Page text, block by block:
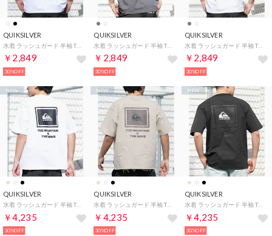
QUIKSILVER
￥2,849
30%OFF
QUIKSILVER
￥2,849
30%OFF
QUIKSILVER
水着 ラッシュガード 半袖 Tシャツ メンズ UVカット （WHT）
￥2,849
30%OFF
QUIKSILVER
￥4,235
NEW
30%OFF
QUIKSILVER
￥4,235
NEW
30%OFF
QUIKSILVER
水着 ラッシュガード 半袖 Tシャツ メンズ UVカット （BLK）
￥4,235
NEW
30%OFF